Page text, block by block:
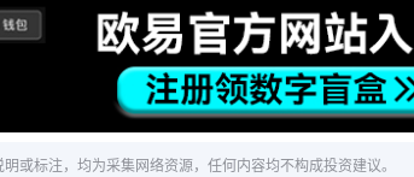
或标注，均为采集网络资源，任何内容均不构成投资建议。